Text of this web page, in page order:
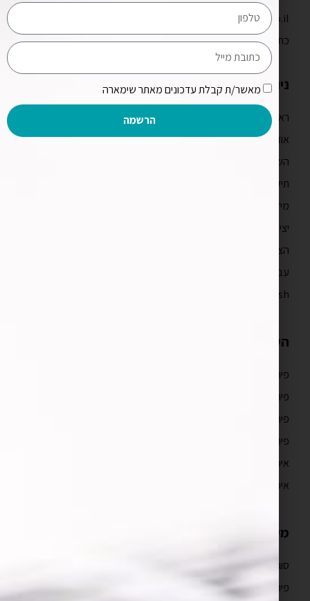
apps@shimara.co.il
כתובתנו: יגאל אלון 94, ת"א. מגדל אלון 2 קומה 31
ניווט מהיר
ראשי
אודות
השירותים שלנו
תיק עבודות
מידע מקצועי
יצירת קשר
הצהרת נגישות
עברית
English
השירותים שלנו
פיתוח אפליקציות לאייפון
פיתוח אפליקציות לאנדרואיד
פיתוח אפליקציות מובייל
פיתוח אפליקציות ווב
איפיון אפליקציה וחוויית משתמש UX/UI
איפיון אפליקציה
מידע מקצועי
סוגי ועלויות בניית אפליקציות
פיתוח אפליקציות לאייפון למתחילים
מאשר/ת קבלת עדכונים מאתר שימארה
הרשמה